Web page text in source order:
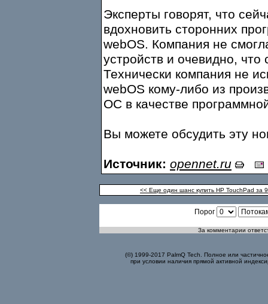
Эксперты говорят, что
вдохновить сторонних
webOS. Компания не
устройств и очевидно,
Технически компания не
webOS кому-либо из
ОС в качестве
Вы можете обсудить эту
Источник: opennet.ru
<< Еще один шанс купить HP TouchPad за
Порог
За комментарии
(©) 1999-2017 PalmQ Tech. Полное или
при условии наличия прямой активной